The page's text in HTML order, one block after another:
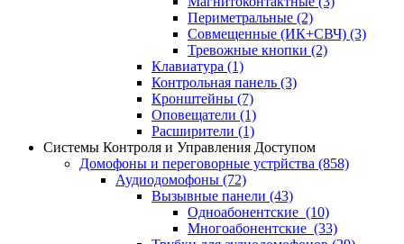
Периметральные (2)
Совмещенные (ИК+СВЧ) (3)
Тревожные кнопки (2)
Клавиатура (1)
Контрольная панель (3)
Кронштейны (7)
Оповещатели (1)
Расширители (1)
Системы Контроля и Управления Доступом
Домофоны и переговорные устрйства (858)
Аудиодомофоны (72)
Вызывные панели (43)
Одноабонентские (10)
Многоабонентские (33)